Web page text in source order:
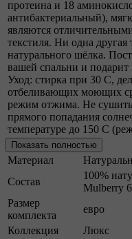
протеина и 18
антибактериальный),
являются
текстиля. Ни одна другая
натурального шёлка.
вашей спальни и подарит
Уход: стирка при 30 С,
отбеливающих моющих
режим отжима. Не сушить
прямого попадания
температуре до 150 С
Показать полностью
Материал
Состав
100%
Mulberry
Размер
комплекта
евро
Коллекция
Люкс